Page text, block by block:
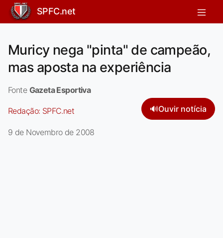
SPFC.net
Muricy nega "pinta" de campeão,
mas aposta na experiência
Fonte Gazeta Esportiva
Redação: SPFC.net 🔊Ouvir notícia
9 de Novembro de 2008